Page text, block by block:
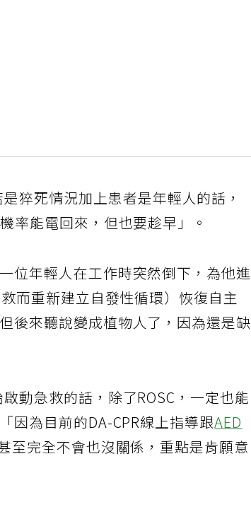
猝死情況加上患者是年輕人的話，
率能電回來，但也要趁早」。
位年輕人在工作時突然倒下，為他進
而重新建立自發性循環）恢復自主
後來聽說變成植物人了，因為還是缺
動急救的話，除了ROSC，一定也能
因為目前的DA-CPR線上指導跟AED
至完全不會也沒關係，重點是肯願意